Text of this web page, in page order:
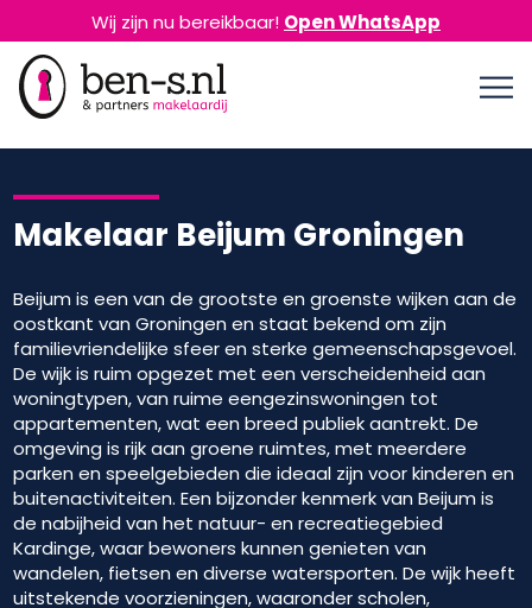
Wij zijn nu bereikbaar! Open WhatsApp
Makelaar Beijum Groningen
Beijum is een van de grootste en groenste wijken aan de
oostkant van Groningen en staat bekend om zijn
familievriendelijke sfeer en sterke gemeenschapsgevoel.
De wijk is ruim opgezet met een verscheidenheid aan
woningtypen, van ruime eengezinswoningen tot
appartementen, wat een breed publiek aantrekt. De
omgeving is rijk aan groene ruimtes, met meerdere
parken en speelgebieden die ideaal zijn voor kinderen en
buitenactiviteiten. Een bijzonder kenmerk van Beijum is
de nabijheid van het natuur- en recreatiegebied
Kardinge, waar bewoners kunnen genieten van
wandelen, fietsen en diverse watersporten. De wijk heeft
uitstekende voorzieningen, waaronder scholen,